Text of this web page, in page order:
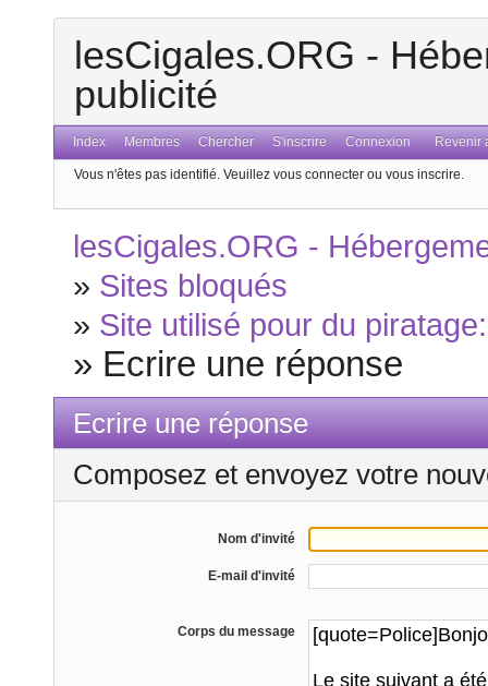
lesCigales.ORG -
publicité
Index Membres Chercher S'inscrire Connexion Revenir
Vous n'êtes pas identifié. Veuillez vous connecter ou vous inscrire.
lesCigales.ORG -
» Sites bloqués
» Site utilisé pour du
» Ecrire une réponse
Ecrire une réponse
Composez et envoyez votre
Nom d'invité
E-mail d'invité
Corps du message